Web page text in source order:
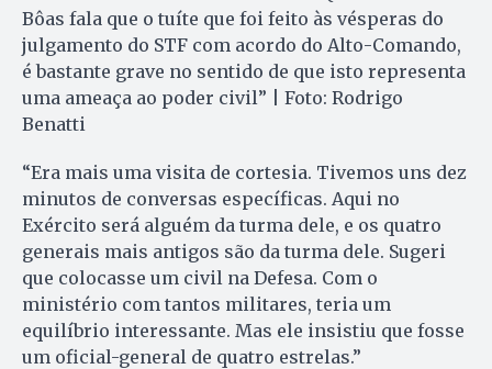
Bôas fala que o tuíte que foi feito às vésperas do
julgamento do STF com acordo do Alto-Comando,
é bastante grave no sentido de que isto representa
uma ameaça ao poder civil” | Foto: Rodrigo
Benatti
“Era mais uma visita de cortesia. Tivemos uns dez
minutos de conversas específicas. Aqui no
Exército será alguém da turma dele, e os quatro
generais mais antigos são da turma dele. Sugeri
que colocasse um civil na Defesa. Com o
ministério com tantos militares, teria um
equilíbrio interessante. Mas ele insistiu que fosse
um oficial-general de quatro estrelas.”